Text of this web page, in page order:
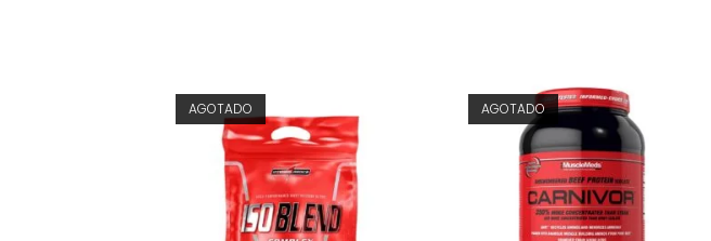
AGOTADO AGOTADO